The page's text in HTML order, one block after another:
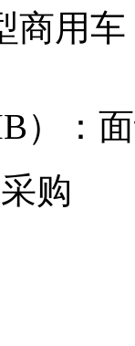
商用车
）：
购